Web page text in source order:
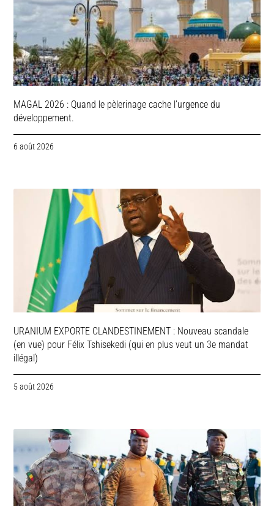
MAGAL 2026 : Quand le pèlerinage cache l’urgence du
développement.
6 août 2026
URANIUM EXPORTE CLANDESTINEMENT : Nouveau scandale
(en vue) pour Félix Tshisekedi (qui en plus veut un 3e mandat
illégal)
5 août 2026